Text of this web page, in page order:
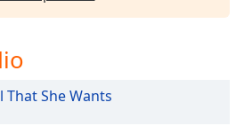
That She Wants